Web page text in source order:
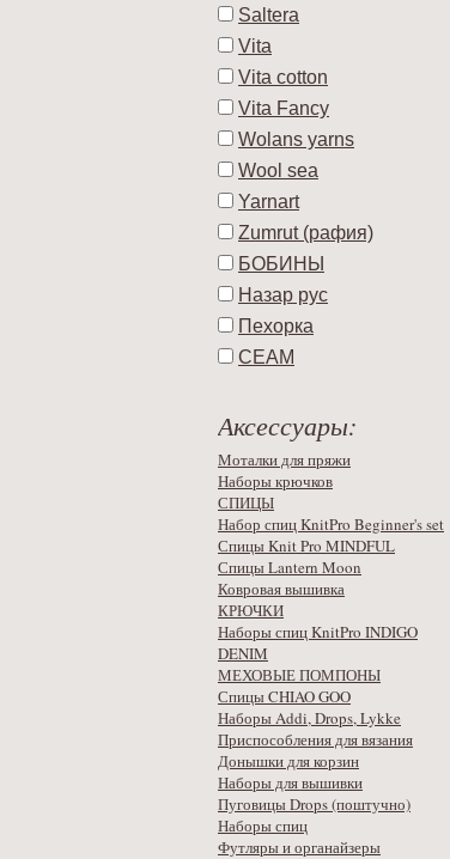
Saltera
Vita
Vita cotton
Vita Fancy
Wolans yarns
Wool sea
Yarnart
Zumrut (рафия)
БОБИНЫ
Назар рус
Пехорка
СЕАМ
Аксессуары:
Моталки для пряжи
Наборы крючков
СПИЦЫ
Набор спиц KnitPro Beginner's set
Спицы Knit Pro MINDFUL
Спицы Lantern Moon
Ковровая вышивка
КРЮЧКИ
Наборы спиц KnitPro INDIGO
DENIM
МЕХОВЫЕ ПОМПОНЫ
Спицы CHIAO GOO
Наборы Addi, Drops, Lykke
Приспособления для вязания
Донышки для корзин
Наборы для вышивки
Пуговицы Drops (поштучно)
Наборы спиц
Футляры и органайзеры